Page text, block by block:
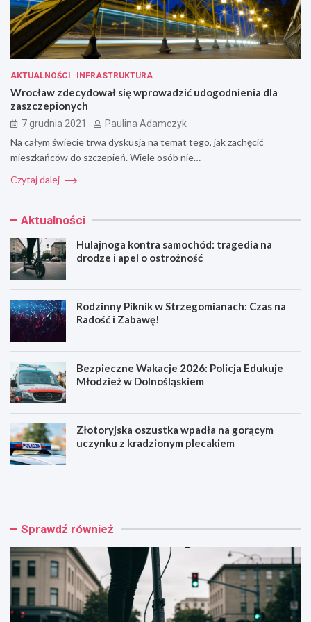
AKTUALNOŚCI INFRASTRUKTURA
Wrocław zdecydował się wprowadzić udogodnienia dla
zaszczepionych
7 grudnia 2021 Paulina Adamczyk
Na całym świecie trwa dyskusja na temat tego, jak zachęcić
mieszkańców do szczepień. Wiele osób nie…
Czytaj dalej
Aktualności
Hulajnoga kontra samochód: tragedia na
drodze i apel o ostrożność
Rodzinny Piknik w Strzegomianach: Czas na
Radość i Zabawę!
Bezpieczne Wakacje 2026: Policja Edukuje
Młodzież w Dolnośląskiem
Złotoryjska oszustka wpadła na gorącym
uczynku z kradzionym plecakiem
H
n
g
a
k
o
n
R
n
y
P
i
k
n
Sprawdź również